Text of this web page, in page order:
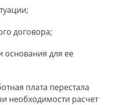
договора;
основания для ее
плата перестала
необходимости расчет